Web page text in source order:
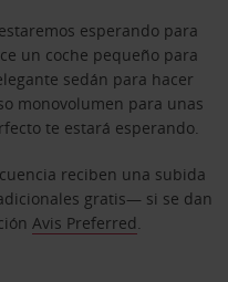
esperando para
un coche pequeño para
sedán para hacer
monovolumen para unas
te estará esperando.
reciben una subida
gratis— si se dan
Avis Preferred.